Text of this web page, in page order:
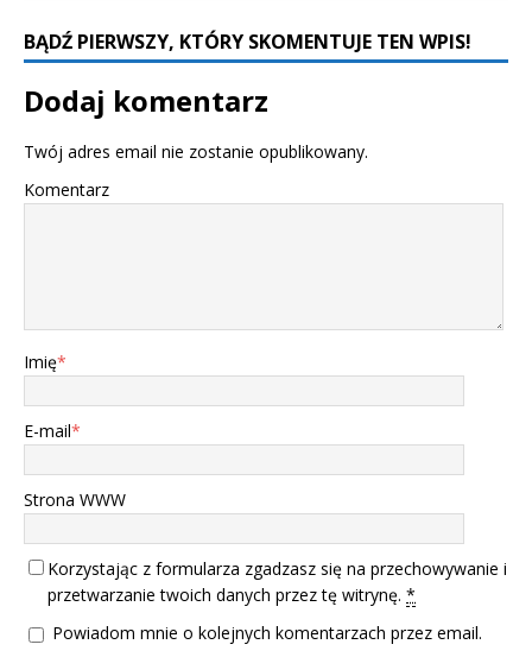
BĄDŹ PIERWSZY, KTÓRY SKOMENTUJE TEN WPIS!
Dodaj komentarz
Twój adres email nie zostanie opublikowany.
Komentarz
Imię*
E-mail*
Strona WWW
Korzystając z formularza zgadzasz się na przechowywanie i
przetwarzanie twoich danych przez tę witrynę. *
Powiadom mnie o kolejnych komentarzach przez email.